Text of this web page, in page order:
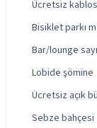
Ücretsiz
Bisiklet parkı
Bar/lounge
Lobide şömine
Ücretsiz açık
Sebze bahçesi